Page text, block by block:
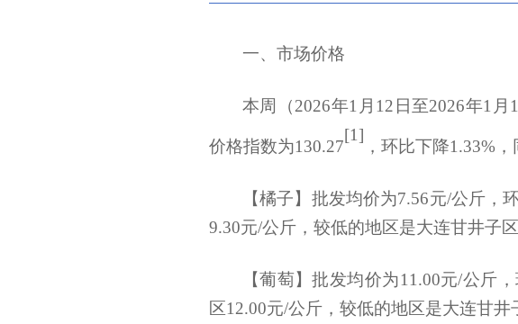
一、市场价格
本周（2026年1 月 12 日至2026年1 月
价格指数为130.27
[1]
， 环比下降1.33%，
【橘子】批发均价为7.56元/公斤，
9.30元/公斤，较低的地区是大连甘井子区
【葡萄】批发均价为11.00元/公斤
区12.00元/公斤，较低的地区是大连甘井